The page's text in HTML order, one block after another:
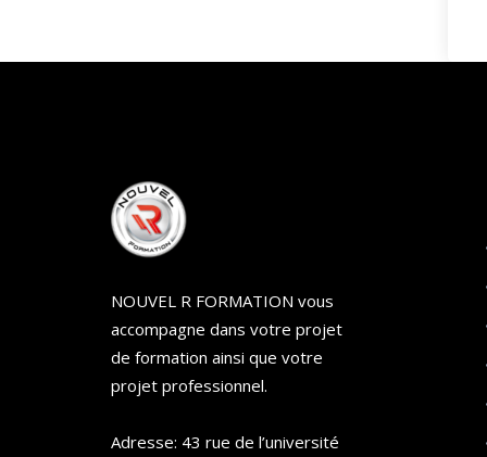
NOUVEL R FORMATION vous
accompagne dans votre projet
de formation ainsi que votre
projet professionnel.
Adresse: 43 rue de l’université